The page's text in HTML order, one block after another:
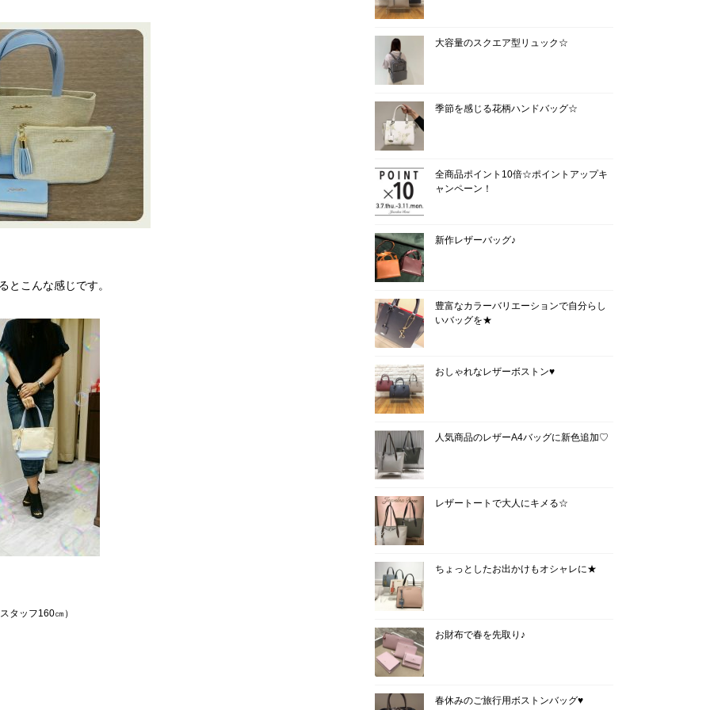
とこんな感じです。
タッフ160㎝）
大容量のスクエア型リュック☆
季節を感じる花柄ハンドバッグ☆
全商品ポイント10倍☆ポイントアップキ
ャンペーン！
新作レザーバッグ♪
豊富なカラーバリエーションで自分らし
いバッグを★
おしゃれなレザーボストン♥
人気商品のレザーA4バッグに新色追加♡
レザートートで大人にキメる☆
ちょっとしたお出かけもオシャレに★
お財布で春を先取り♪
春休みのご旅行用ボストンバッグ♥